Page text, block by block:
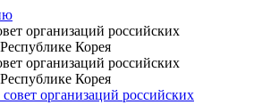
организаций российских
Корея
организаций российских
Корея